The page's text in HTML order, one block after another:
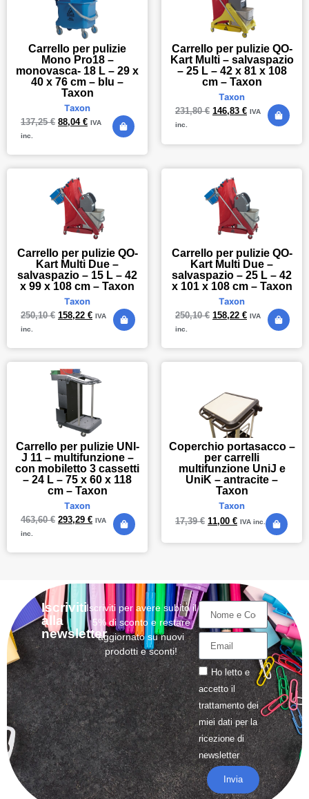
Carrello per pulizie
Mono Pro18 –
monovasca- 18 L – 29 x
40 x 76 cm – blu –
Taxon
Taxon
137,25€ 88,04 € IVA
inc.
Carrello per pulizie QO-
Kart Multi – salvaspazio
– 25 L – 42 x 81 x 108
cm – Taxon
Taxon
231,80€ 146,83 € IVA
inc.
Carrello per pulizie QO-
Kart Multi Due –
salvaspazio – 15 L – 42
x 99 x 108 cm – Taxon
Taxon
250,10€ 158,22 € IVA
inc.
Carrello per pulizie QO-
Kart Multi Due –
salvaspazio – 25 L – 42
x 101 x 108 cm – Taxon
Taxon
250,10€ 158,22 € IVA
inc.
Carrello per pulizie UNI-
J 11 – multifunzione –
con mobiletto 3 cassetti
– 24 L – 75 x 60 x 118
cm – Taxon
Taxon
463,60€ 293,29 € IVA
inc.
Coperchio portasacco –
per carrelli
multifunzione UniJ e
UniK – antracite –
Taxon
Taxon
17,39€ 11,00 € IVA inc.
Iscriviti
alla
newsletter
Iscriviti per avere subito il
5% di sconto e restare
aggiornato su nuovi
prodotti e sconti!
Ho letto e
accetto il
trattamentodei
miei dati per la
ricezione di
newsletter
Invia